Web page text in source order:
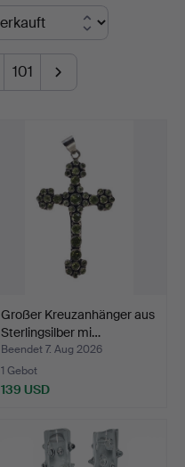
101
Großer Kreuzanhänger aus
Sterlingsilber mi…
Beendet 7. Aug 2026
1 Gebot
139 USD